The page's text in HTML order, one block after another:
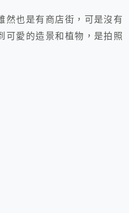
然也是有商店街，可是沒有
可愛的造景和植物，是拍照